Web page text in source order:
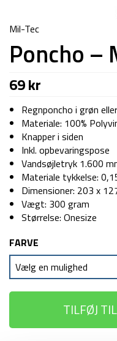
Mil-Tec
Poncho –
69kr
Regnponcho i grøn
Materiale: 100%
Knapper i siden
Inkl. opbevaringspose
Vandsøjletryk 1.600
Materiale tykkelse:
Dimensioner: 203 x
Vægt: 300 gram
Størrelse: Onesize
FARVE
TILFØJ